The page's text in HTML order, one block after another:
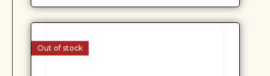
Out of stock